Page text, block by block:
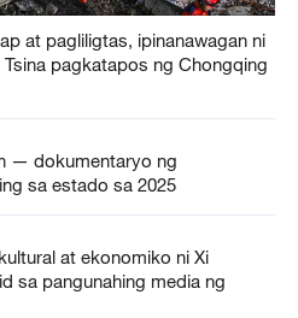
at pagliligtas, ipinanawagan ni
pagkatapos ng Chongqing
— dokumentaryo ng
sa estado sa 2025
at ekonomiko ni Xi
sa pangunahing media ng